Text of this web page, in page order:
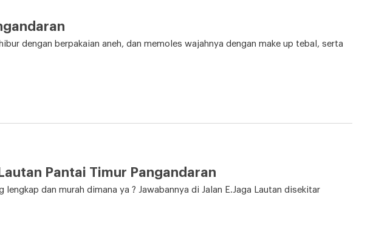
dengan berpakaian aneh, dan memoles wajahnya dengan make up tebal, serta
Pantai Timur Pangandaran
lengkap dan murah dimana ya ? Jawabannya di Jalan E.Jaga Lautan disekitar